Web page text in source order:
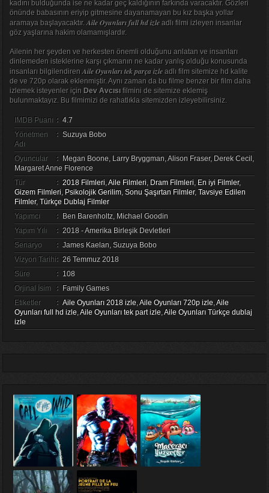
kadını bulduğunda ise ne kadar geç kaldığının farkında varacaktır. Gözleri
önünde babasının eriyip gitmesine dayanamayan bu kız başka yollar
aramaya başlayacaktır.Aile Oyunları full hd izleadlı filmi izleyen insanlar
göz yaşlarına hakim olamamışlardır.
Ailenin her şeyden ve herkesten önemli olduğunu anlatan ve insanları
dinlemeden isteklerine karşı çıkmanın ne kadar yanlış olduğu konusunda
insanları bilgilendirenAile Oyunları tek parça izleadlı film sitemize hd kalite
de ve 720p olarak eklenmiştir. Aynı zaman da bu filme benzer bir film daha
izlemek isteyenler için Dev Avcısıfilmini de sitemize eklemiş
bulunmaktayız. Bu filmimizi de rahatlıkla sitemizden izleyebilirsiniz.
IMDB Puanı : 4.7
Yönetmen
Adı
: Suzuya Bobo
Oyuncular : Megan Boone, Larry Bryggman, Alison Fraser, Derek Cecil,
Margaret Anne Florence
Tür
: 2018 Filmleri,Aile Filmleri, Dram Filmleri, En iyi Filmler,
Gizem Filmleri, Psikolojik Gerilim, Sonu Şaşırtan Filmler, Tavsiye Edilen
Filmler, Türkçe Dublaj Filmler
Yapımcı
: Ben Barenholtz, Michael Goodin
Yapım Yılı
: 2018 - Amerika Birleşik Devletleri
Senaryo
: James Kaelan, Suzuya Bobo
Vizyon Tarihi: 26 Temmuz 2018
Süre
: 108
Orjinal İsim
: Family Games
Etiketler
: Aile Oyunları 2018 izle,Aile Oyunları 720p izle,Aile
Oyunları full hd izle,Aile Oyunları tek part izle,Aile Oyunları Türkçe dublaj
izle